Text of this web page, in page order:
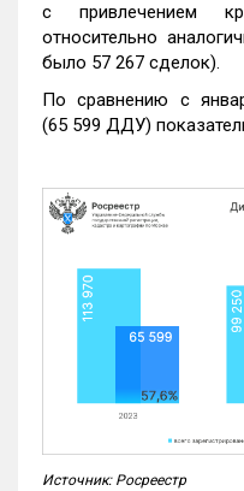
с привлечением
относительно
было 57 267 сделок).
По сравнению с
(65 599 ДДУ)
Источник: Росреестр